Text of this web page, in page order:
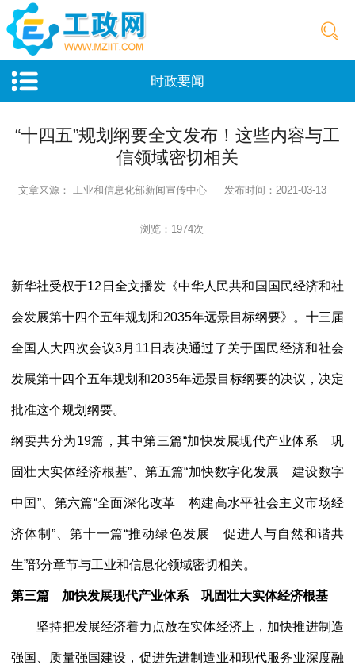
时政要闻
“十四五”规划纲要全文发布！这些内容与工
信领域密切相关
文章来源： 工业和信息化部新闻宣传中心 发布时间：2021-03-13
浏览：1974次
新华社受权于12日全文播发《中华人民共和国国民经济和社
会发展第十四个五年规划和2035年远景目标纲要》。十三届
全国人大四次会议3月11日表决通过了关于国民经济和社会
发展第十四个五年规划和2035年远景目标纲要的决议，决定
批准这个规划纲要。
纲要共分为19篇，其中第三篇“加快发展现代产业体系 巩
固壮大实体经济根基”、第五篇“加快数字化发展 建设数字
中国”、第六篇“全面深化改革 构建高水平社会主义市场经
济体制”、第十一篇“推动绿色发展 促进人与自然和谐共
生”部分章节与工业和信息化领域密切相关。
第三篇 加快发展现代产业体系 巩固壮大实体经济根基
坚持把发展经济着力点放在实体经济上，加快推进制造
强国、质量强国建设，促进先进制造业和现代服务业深度融